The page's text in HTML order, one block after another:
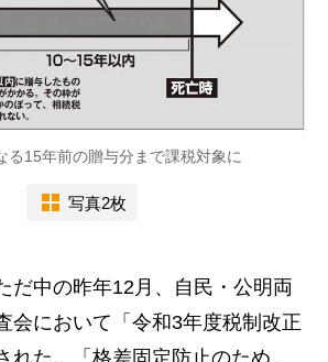
る15年前の贈与分まで課税対象に
写真2枚
だ中の昨年12月、自民・公明両
会において「令和3年度税制改正